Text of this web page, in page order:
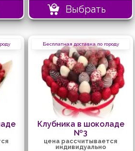
Выбрать
Бесплатная доставка по городу
Клубника в шоколаде
№3
цена рассчитывается
индивидуально